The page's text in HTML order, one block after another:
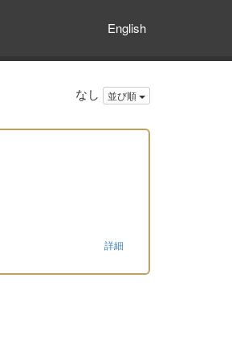
English
なし 並び順
詳細